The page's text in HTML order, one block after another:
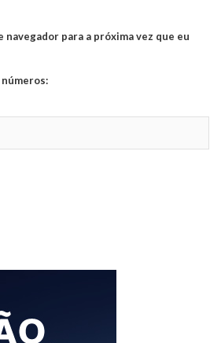
navegador para a próxima vez que eu